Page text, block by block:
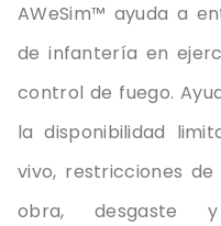
AWeSim™ ayuda a
de infantería en
control de fuego.
la disponibilidad
vivo, restricciones
obra, desgaste